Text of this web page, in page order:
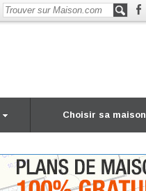
Choisir sa maison